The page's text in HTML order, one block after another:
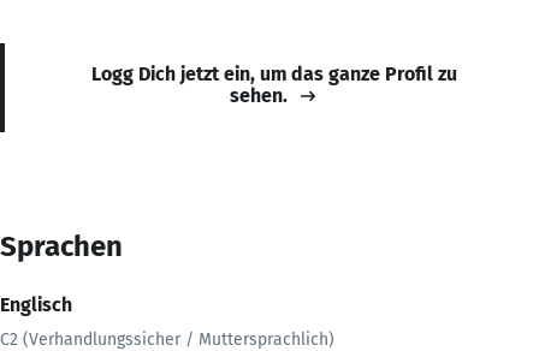
Logg Dich jetzt ein, um das ganze Profil zu
sehen.
Sprachen
Englisch
C2 (Verhandlungssicher / Muttersprachlich)